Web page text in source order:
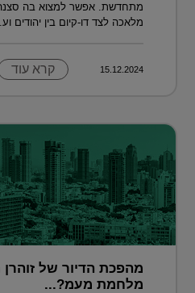
מתחדשת. אפשר למצוא בה סצנה
מלאכה לצד דו-קיום בין יהודים
15.12.2024 קרא עוד
מהפכת הדיור של
מלחמת מעמ?...